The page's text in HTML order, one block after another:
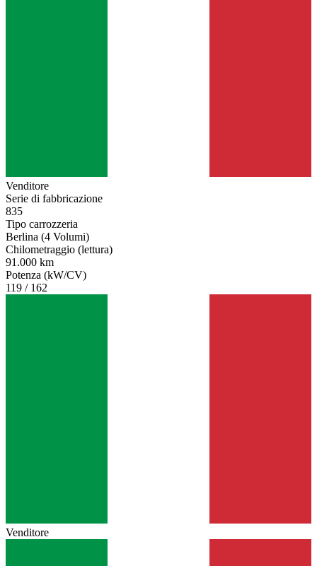
Venditore
Serie di fabbricazione
835
Tipo carrozzeria
Berlina (4 Volumi)
Chilometraggio (lettura)
91.000 km
Potenza (kW/CV)
119 / 162
Venditore